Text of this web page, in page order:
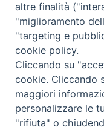
Tutti
altre finalità
"miglioramento
"targeting e
cookie policy.
Cliccando su
cookie. Cliccando
maggiori
personalizzare le
"rifiuta" o